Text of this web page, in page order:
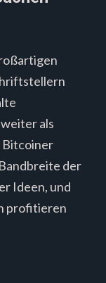
als
Bitcoiner
der
Ideen, und
profitieren